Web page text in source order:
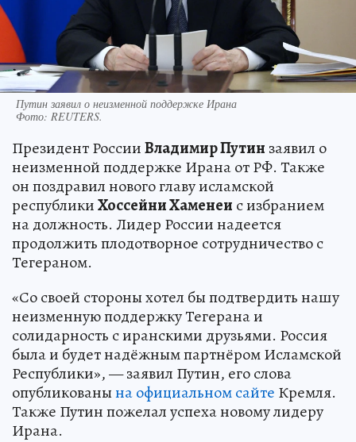
Путин заявил о неизменной поддержке Ирана
Фото: REUTERS.
Президент РоссииВладимир Путин заявил о
неизменной поддержке Ирана от РФ. Также
он поздравил нового главу исламской
республикиХоссейни Хаменеи с избранием
на должность. Лидер России надеется
продолжить плодотворное сотрудничество с
Тегераном.
«Со своей стороны хотел бы подтвердить нашу
неизменную поддержку Тегерана и
солидарность с иранскими друзьями. Россия
была и будет надёжным партнёром Исламской
Республики», — заявил Путин, его слова
опубликованына официальном сайте Кремля.
Также Путин пожелал успеха новому лидеру
Ирана.